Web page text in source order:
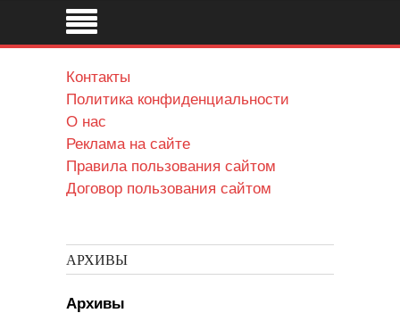
Контакты
Политика конфиденциальности
О нас
Реклама на сайте
Правила пользования сайтом
Договор пользования сайтом
АРХИВЫ
Архивы